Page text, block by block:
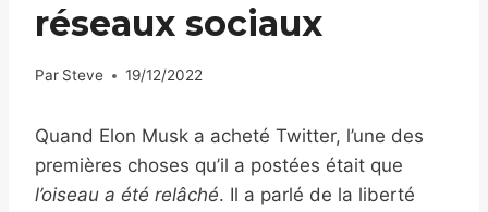
réseaux sociaux
Par Steve 19/12/2022
Quand Elon Musk a acheté Twitter, l’une des
premières choses qu’il a postées était que
l’oiseau a été relâché. Il a parlé de la liberté